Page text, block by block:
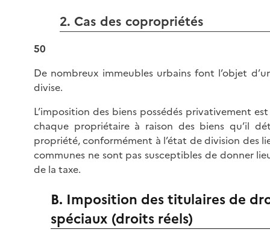
2. Cas des copropriétés
50
De nombreux immeubles urbains font l’objet
divise.
L’imposition des biens possédés privativement
chaque propriétaire à raison des biens qu’il
propriété, conformément à l’état de division des
communes ne sont pas susceptibles de donner
de la taxe.
B. Imposition des titulaires de
spéciaux (droits réels)